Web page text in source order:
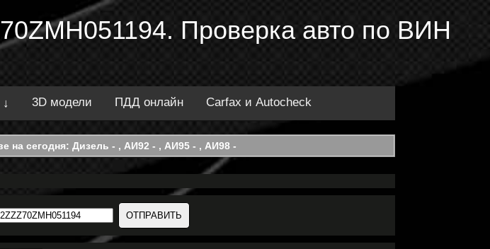
Проверка авто по ВИН
3D модели ПДД онлайн Carfax и Autocheck
на сегодня: Дизель - , АИ92 - , АИ95 - , АИ98 -